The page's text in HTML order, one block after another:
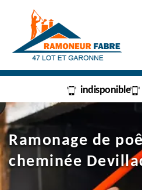
indisponible
Ramonage de
cheminée